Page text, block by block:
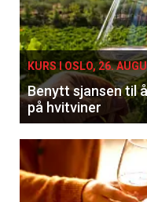
KURS I OSLO, 26.
Benytt sjansen til
på hvitviner